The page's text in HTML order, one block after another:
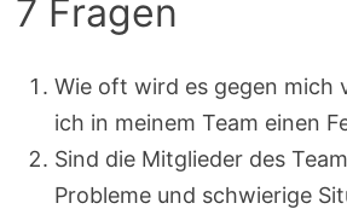
7 Fragen
Wie oft wird es gegen mich
ich in meinem Team einen
Sind die Mitglieder des
Probleme und schwierige